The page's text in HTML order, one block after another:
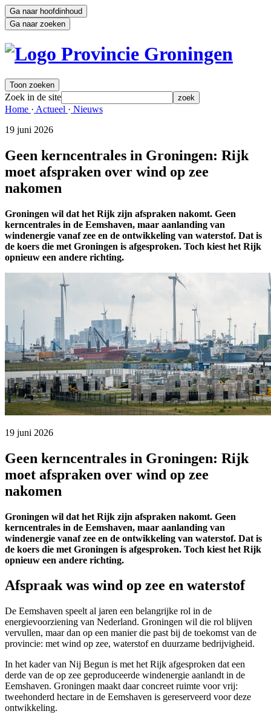
Ga naar hoofdinhoud
Ga naar zoeken
Toon zoeken
Zoek in de site zoek
Home · Actueel · Nieuws
19 juni 2026
Geen kerncentrales in Groningen: Rijk
moet afspraken over wind op zee
nakomen
Groningen wil dat het Rijk zijn afspraken nakomt. Geen
kerncentrales in de Eemshaven, maar aanlanding van
windenergie vanaf zee en de ontwikkeling van waterstof. Dat is
de koers die met Groningen is afgesproken. Toch kiest het Rijk
opnieuw een andere richting.
19 juni 2026
Geen kerncentrales in Groningen: Rijk
moet afspraken over wind op zee
nakomen
Groningen wil dat het Rijk zijn afspraken nakomt. Geen
kerncentrales in de Eemshaven, maar aanlanding van
windenergie vanaf zee en de ontwikkeling van waterstof. Dat is
de koers die met Groningen is afgesproken. Toch kiest het Rijk
opnieuw een andere richting.
Afspraak was wind op zee en waterstof
De Eemshaven speelt al jaren een belangrijke rol in de
energievoorziening van Nederland. Groningen wil die rol blijven
vervullen, maar dan op een manier die past bij de toekomst van de
provincie: met wind op zee, waterstof en duurzame bedrijvigheid.
In het kader van Nij Begun is met het Rijk afgesproken dat een
derde van de op zee geproduceerde windenergie aanlandt in de
Eemshaven. Groningen maakt daar concreet ruimte voor vrij:
tweehonderd hectare in de Eemshaven is gereserveerd voor deze
ontwikkeling.